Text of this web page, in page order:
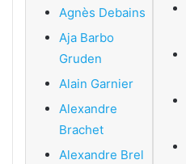
Agnès Debains
Aja Barbo
Gruden
Alain Garnier
Alexandre
Brachet
Alexandre Brel